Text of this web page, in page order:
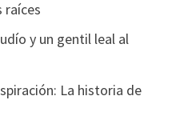
raíces
y un gentil leal al
La historia de